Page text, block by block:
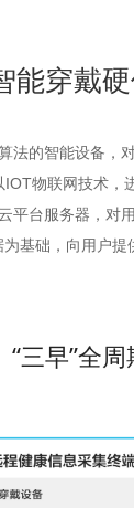
能穿戴
法的智能设备，
IOT物联网技术，
平台服务器，对
为基础，向用户
“三早”全